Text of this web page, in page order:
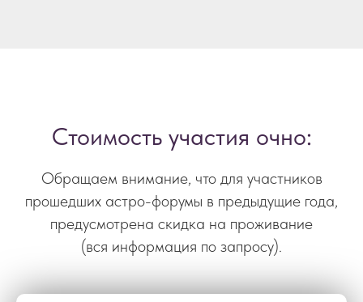
Стоимость участия очно:
Обращаем внимание, что для участников
прошедших астро-форумы в предыдущие года,
предусмотрена скидка на проживание
(вся информация по запросу).